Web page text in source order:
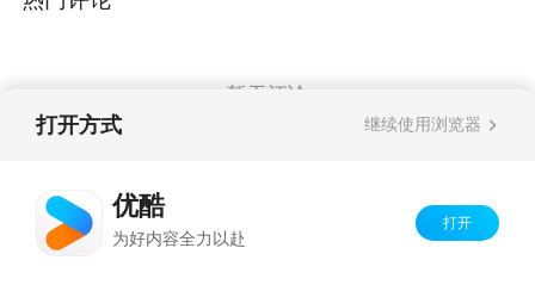
暂无评论
打开方式 继续使用浏览器
优酷
为好内容全力以赴
打开